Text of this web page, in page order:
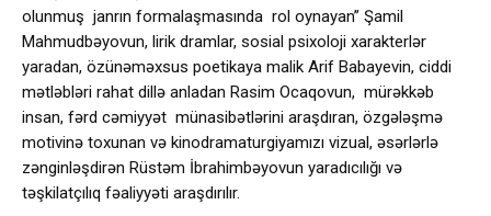
olunmuş janrın formalaşmasında rol oynayan” Şamil
Mahmudbəyovun, lirik dramlar, sosial psixoloji xarakterlər
yaradan, özünəməxsus poetikaya malik Arif Babayevin, ciddi
mətləbləri rahat dillə anladan Rasim Ocaqovun, mürəkkəb
insan, fərd cəmiyyət münasibətlərini araşdıran, özgələşmə
motivinə toxunan və kinodramaturgiyamızı vizual, əsərlərlə
zənginləşdirən Rüstəm İbrahimbəyovun yaradıcılığı və
təşkilatçılıq fəaliyyəti araşdırılır.